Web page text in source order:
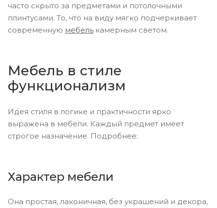
часто скрыто за предметами и потолочными
плинтусами. То, что на виду мягко подчеркивает
современную мебель камерным светом.
Мебель в стиле
функционализм
Идея стиля в логике и практичности ярко
выражена в мебели. Каждый предмет имеет
строгое назначение. Подробнее:
Характер мебели
Она простая, лаконичная, без украшений и декора,